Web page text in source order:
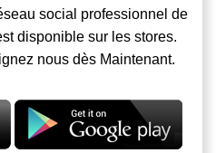
social professionnel de
disponible sur les stores.
nous dès Maintenant.